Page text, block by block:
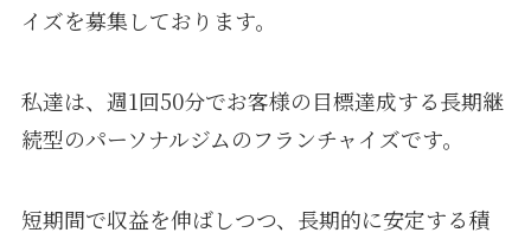
イズを募集しております。
私達は、週1回50分でお客様の目標達成する長期継
続型のパーソナルジムのフランチャイズです。
短期間で収益を伸ばしつつ、長期的に安定する積